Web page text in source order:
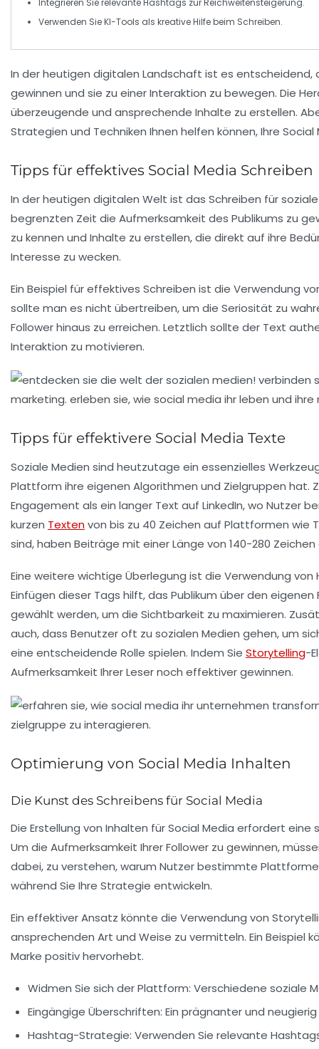
Integrieren Sie relevanteHashtags zur Reichweitensteigerung.
Verwenden Sie KI-Tools als kreativeHilfebeim Schreiben.
In der heutigen digitalen Landschaft ist es entscheidend,
gewinnen und sie zu einer Interaktion zu bewegen. Die
überzeugende und ansprechende Inhalte zu erstellen.
Strategien und Techniken Ihnen helfen können, Ihre Social
Tipps für effektives Social Media Schreiben
In der heutigen digitalen Welt ist das Schreiben für
begrenzten Zeit die Aufmerksamkeit des Publikums zu
zu kennen und Inhalte zu erstellen, die direkt auf ihre
Interesse zu wecken.
Ein Beispiel für effektives Schreiben ist die Verwendung
sollte man es nicht übertreiben, um die Seriosität zu
Follower hinaus zu erreichen. Letztlich sollte der Text
Interaktion zu motivieren.
Tipps für effektivere Social Media Texte
Soziale Medien sind heutzutage ein essenzielles
Plattform ihre eigenen Algorithmen und Zielgruppen hat.
Engagement als ein langer Text auf LinkedIn, wo Nutzer
kurzen Textenvon bis zu 40 Zeichen auf Plattformen wie
sind, haben Beiträge mit einer Länge von 140-280 Zeichen
Eine weitere wichtige Überlegung ist die Verwendung von
Einfügen dieser Tags hilft, das Publikum über den
gewählt werden, um die Sichtbarkeit zu maximieren.
auch, dass Benutzer oft zu sozialen Medien gehen, um
eine entscheidende Rolle spielen. Indem Sie Storytelling-
Aufmerksamkeit Ihrer Leser noch effektiver gewinnen.
Optimierung von Social Media Inhalten
Die Kunst des Schreibens für Social Media
Die Erstellung von Inhalten fürSocial Media erfordert eine
Um die Aufmerksamkeit Ihrer Follower zu gewinnen,
dabei, zu verstehen, warum Nutzer bestimmte
während Sie Ihre Strategie entwickeln.
Ein effektiver Ansatz könnte die Verwendung von
ansprechenden Art und Weise zu vermitteln. Ein Beispiel
Marke positiv hervorhebt.
Widmen Sie sich der Plattform: Verschiedene soziale
Eingängige Überschriften: Ein prägnanter und
Hashtag-Strategie: Verwenden Sie relevante